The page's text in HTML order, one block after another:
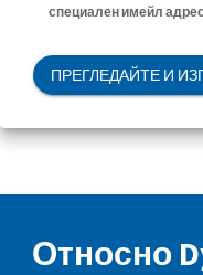
специален имейл адрес
ПРЕГЛЕДАЙТЕ И
Относно